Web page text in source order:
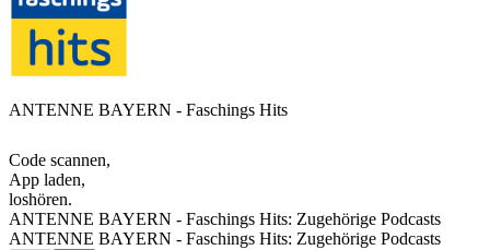
ANTENNE BAYERN - Faschings Hits
Code scannen,
App laden,
loshören.
ANTENNE BAYERN - Faschings Hits: Zugehörige Podcasts
ANTENNE BAYERN - Faschings Hits: Zugehörige Podcasts